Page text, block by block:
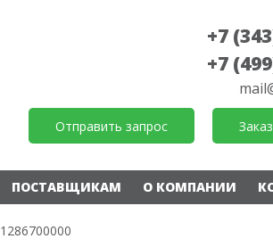
+7
+7
Отправить запрос
ПОСТАВЩИКАМ О КОМПАНИИ
1286700000